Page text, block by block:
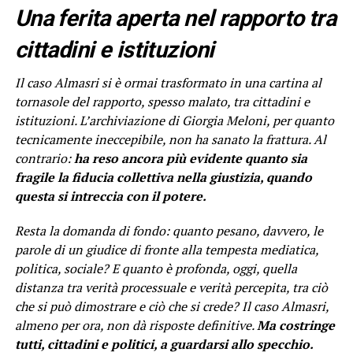
Una ferita aperta nel rapporto tra
cittadini e istituzioni
Il caso Almasri si è ormai trasformato in una cartina al
tornasole del rapporto, spesso malato, tra cittadini e
istituzioni. L’archiviazione di Giorgia Meloni, per quanto
tecnicamente ineccepibile, non ha sanato la frattura. Al
contrario:ha reso ancora più evidente quanto sia
fragile la fiducia collettiva nella giustizia, quando
questa si intreccia con il potere.
Resta la domanda di fondo: quanto pesano, davvero, le
parole di un giudice di fronte alla tempesta mediatica,
politica, sociale? E quanto è profonda, oggi, quella
distanza tra verità processuale e verità percepita, tra ciò
che si può dimostrare e ciò che si crede? Il caso Almasri,
almeno per ora, non dà risposte definitive.Ma costringe
tutti, cittadini e politici, a guardarsi allo specchio.